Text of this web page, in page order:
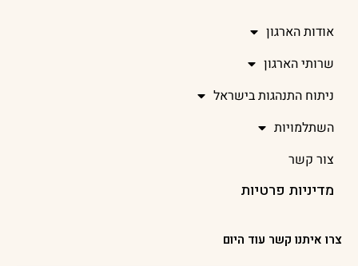
אודות הארגון
שרותי הארגון
ניתוח התנהגות בישראל
השתלמויות
צור קשר
מדיניות פרטיות
צרו איתנו קשר עוד היום